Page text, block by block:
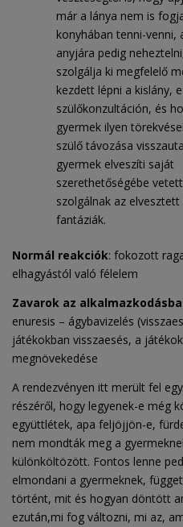
már a lánya nem is
konyhában tenni-venni,
anyjára pedig
szolgálja ki megfelelő
kezdett lépni a kislány,
szülőkonzultáción, és
gyermek ilyen
szülő távozása
gyermek elveszíti saját
szerethetőségébe
szolgálnak az
fantáziák.
Normál reakciók: fokozott
elhagyástól való félelem
Zavarok az
enuresis – ágybavizelés
játékokban visszaesés, a
megnövekedése
A rendezvényen itt merült fel
részéről, hogy legyenek-e még
együttlétek, apa feljöjjön-e,
nem mondták meg a
különköltözött. Fontos lenne
elmondani a gyermeknek,
történt, mit és hogyan döntött
ezután,mi fog változni, mi az,